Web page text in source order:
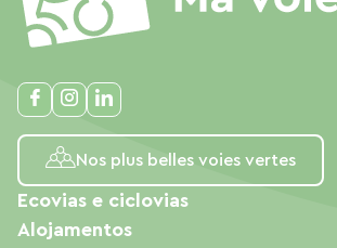
Nos plus belles voies vertes
Ecovias e ciclovias
Alojamentos